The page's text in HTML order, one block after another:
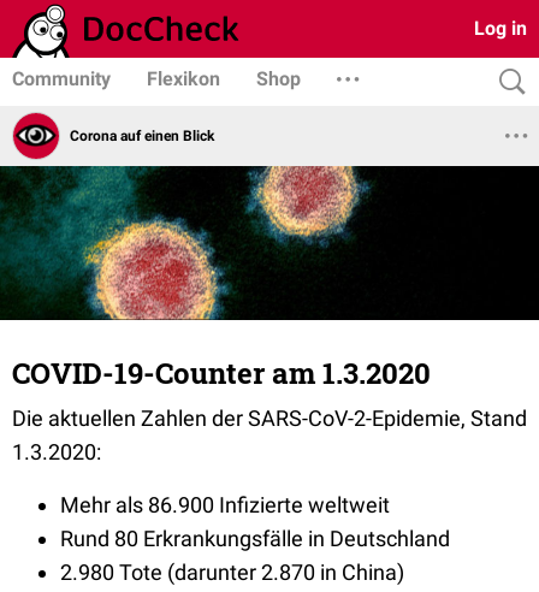
Log in
Community Flexikon Shop
Corona auf einen Blick
COVID-19-Counter am 1.3.2020
Die aktuellen Zahlen der SARS-CoV-2-Epidemie, Stand
1.3.2020:
Mehr als 86.900 Infizierte weltweit
Rund 80 Erkrankungsfälle in Deutschland
2.980 Tote (darunter 2.870 in China)